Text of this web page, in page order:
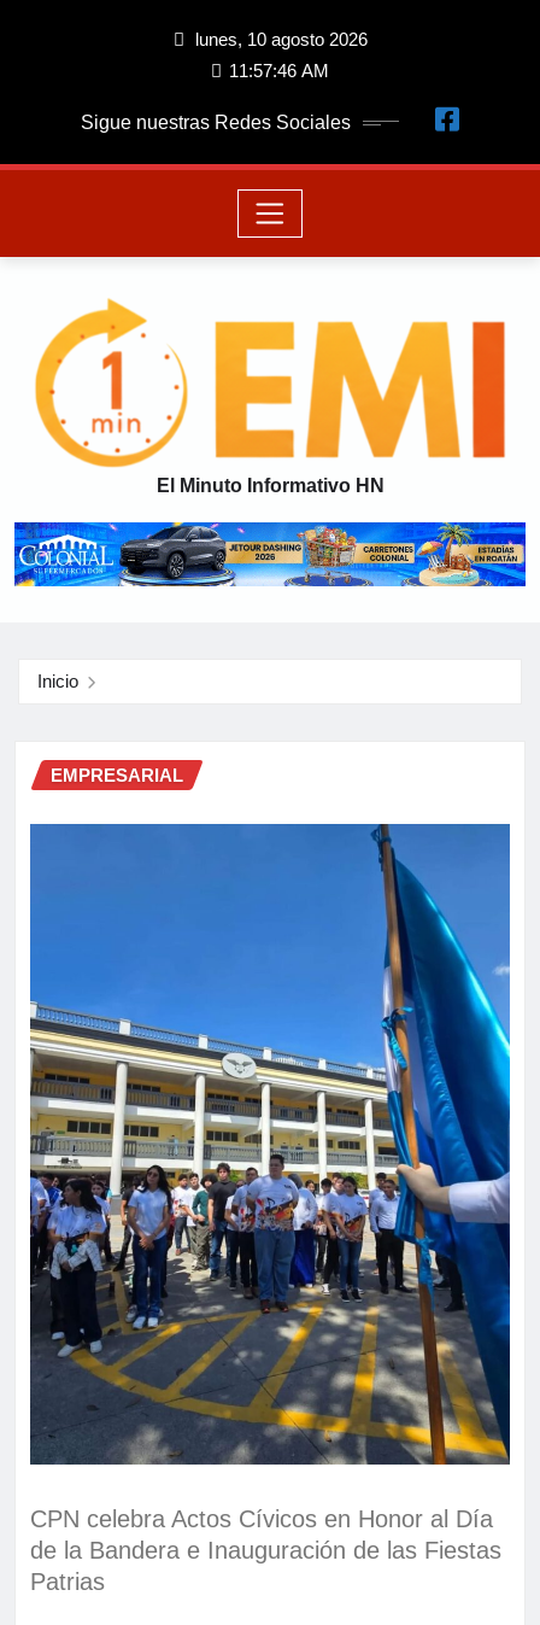
lunes, 10 agosto 2026
11:57:47 AM
Sigue nuestras Redes Sociales
El Minuto Informativo HN
Inicio
EMPRESARIAL
CPN celebra Actos Cívicos en Honor al Día
de la Bandera e Inauguración de las Fiestas
Patrias